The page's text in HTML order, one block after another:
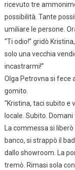
ricevuto tre
possibilità. Tante
umiliare le persone.
“Ti odio!” gridò
solo una vecchia
incastrarmi!”
Olga Petrovna si fece
gomito.
“Kristina, taci subito e
locale. Subito.
La commessa si
banco, si strappò il
dallo showroom. La
tremò. Rimasi sola